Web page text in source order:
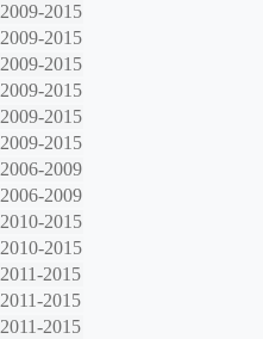
2009-2015
2009-2015
2009-2015
2009-2015
2009-2015
2009-2015
2006-2009
2006-2009
2010-2015
2010-2015
2011-2015
2011-2015
2011-2015